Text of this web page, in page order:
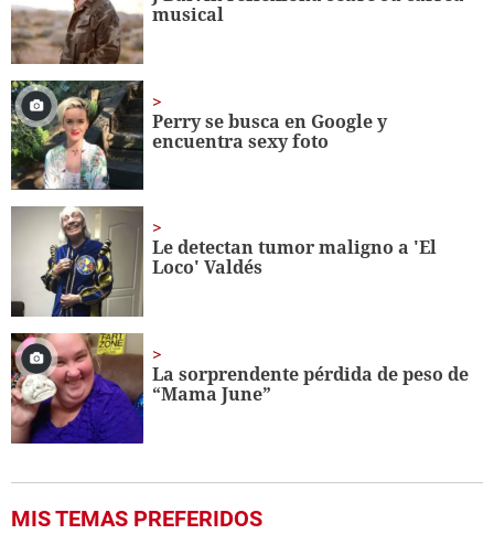
musical
Perry se busca en Google y
encuentra sexy foto
Le detectan tumor maligno a 'El
Loco' Valdés
La sorprendente pérdida de peso de
“Mama June”
MIS TEMAS PREFERIDOS